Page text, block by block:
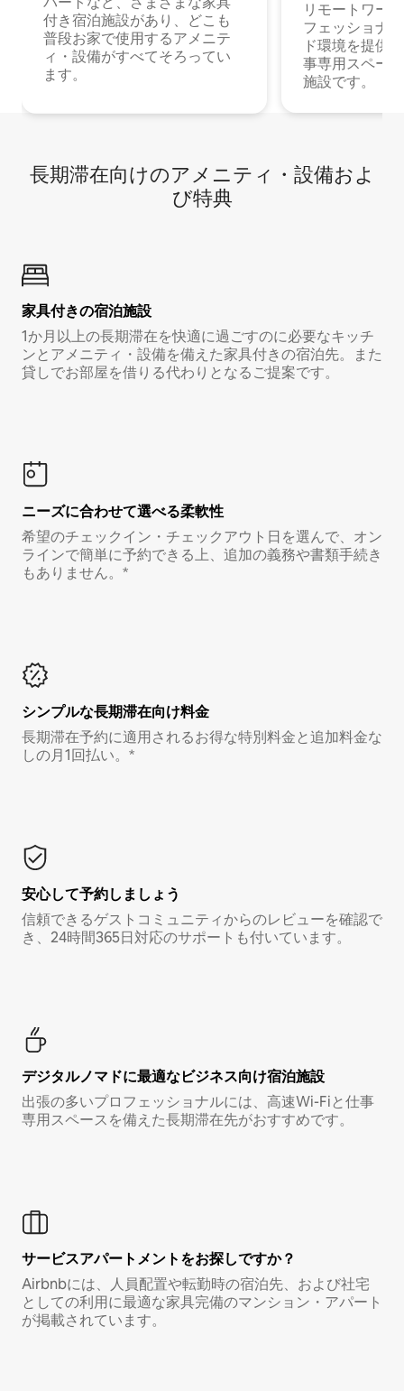
付き宿泊施設があり、どこも
普段お家で使用するアメニテ
ィ・設備がすべてそろってい
ます。
リモートワー
フェッショナ
ド環境を提供
事専用スペー
施設です。
長期滞在向け⁠のア⁠メ⁠ニ⁠テ⁠ィ⁠・設⁠備⁠およ
び特⁠典
家具付き⁠の宿⁠泊⁠施⁠設
1か月以上の長期滞在を快適に過ごすのに必要なキッチ
ンとアメニティ・設備を備えた家具付きの宿泊先。また
貸しでお部屋を借りる代わりとなるご提案です。
ニーズに合わせて選べる柔軟性
希望のチェックイン・チェックアウト日を選んで、オン
ラインで簡単に予約できる上、追加の義務や書類手続き
もありません。*
シンプルな長期滞在向け料金
長期滞在予約に適用されるお得な特別料金と追加料金な
しの月1回払い。*
安心して予約しましょう
信頼できるゲストコミュニティからのレビューを確認で
き、24時間365日対応のサポートも付いています。
デジタルノマド⁠に最⁠適⁠なビ⁠ジ⁠ネ⁠ス⁠向⁠け宿⁠泊⁠施⁠設
出張の多いプロフェッショナルには、高速Wi-Fiと仕事
専用スペースを備えた長期滞在先がおすすめです。
サービスアパートメントをお探しですか？
Airbnbには、人員配置や転勤時の宿泊先、および社宅
としての利用に最適な家具完備のマンション・アパート
が掲載されています。